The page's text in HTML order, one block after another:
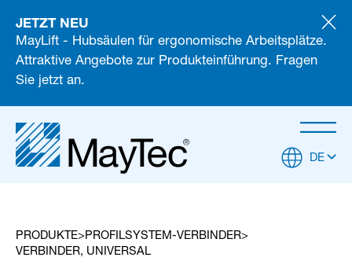
JETZT NEU
MayLift - Hubsäulen für ergonomische Arbeitsplätze.
Attraktive Angebote zur Produkteinführung. Fragen
Sie jetzt an.
DE
PRODUKTE
PROFILSYSTEM-VERBINDER
VERBINDER, UNIVERSAL